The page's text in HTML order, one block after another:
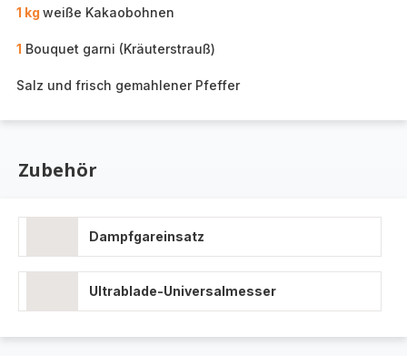
1 kg weiße Kakaobohnen
1 Bouquet garni (Kräuterstrauß)
Salz und frisch gemahlener Pfeffer
Zubehör
Dampfgareinsatz
Ultrablade-Universalmesser